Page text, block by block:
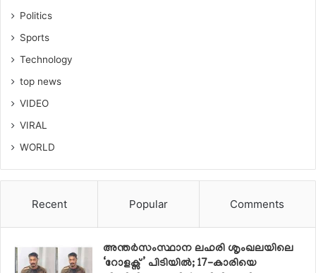
Politics
Sports
Technology
top news
VIDEO
VIRAL
WORLD
Recent Popular Comments
അന്തർസംസ്ഥാന ലഹരി ശൃംഖലയിലെ
‘റോളക്സ്’ പിടിയിൽ; 17-കാരിയെ